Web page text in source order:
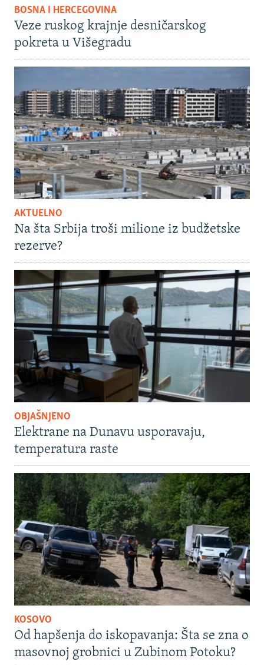
BOSNA I HERCEGOVINA
Veze ruskog krajnje desničarskog
pokreta u Višegradu
AKTUELNO
Na šta Srbija troši milione iz budžetske
rezerve?
OBJAŠNJENO
Elektrane na Dunavu usporavaju,
temperatura raste
KOSOVO
Od hapšenja do iskopavanja: Šta se zna o
masovnoj grobnici u Zubinom Potoku?